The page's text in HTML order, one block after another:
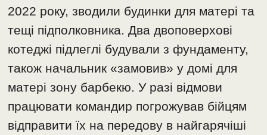
2022 року, зводили будинки для матері та
тещі підполковника. Два двоповерхові
котеджі підлеглі будували з фундаменту,
також начальник «замовив» у домі для
матері зону барбекю. У разі відмови
працювати командир погрожував бійцям
відправити їх на передову в найгарячіші